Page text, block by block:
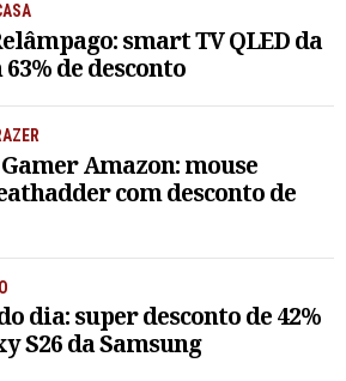
smart TV QLED da
de desconto
Amazon: mouse
com desconto de
dia: super desconto de 42%
S26 da Samsung